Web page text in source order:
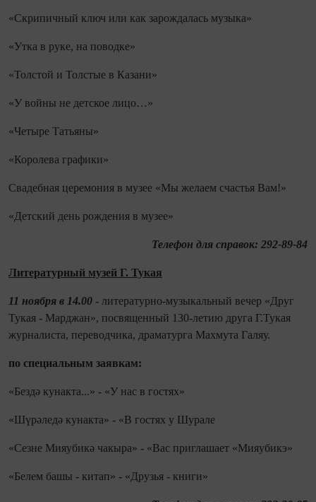
«Скрипичный ключ или как зарождалась музыка»
«Утка в руке, на поводке»
«Толстой и Толстые в Казани»
«У войны не детское лицо…»
«Четыре Татьяны»
«Королева графики»
Свадебная церемония в музее «Мы желаем счастья Вам!»
«Детский день рождения в музее»
Телефон для справок: 292-89-84
Литературный музей Г. Тукая
11 ноября в 14.00 - литературно-музыкальный вечер «Друг
Тукая - Марджан», посвященный 130-летию друга Г.Тукая
журналиста, переводчика, драматурга Махмута Галяу.
по специальным заявкам:
«Бездә кунакта...» - «У нас в гостях»
«Шүрәледә кунакта» - «В гостях у Шурале
«Сезне Мияубикә чакыра» - «Вас приглашает «Мияубикэ»
«Белем башы - китап» - «Друзья - книги»